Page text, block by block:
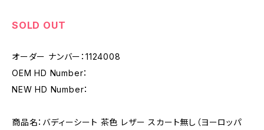
SOLD OUT
オーダー ナンバー：1124008
OEM HD Number：
NEW HD Number：
商品名：バディーシート 茶色 レザー スカート無し（ヨーロッパ